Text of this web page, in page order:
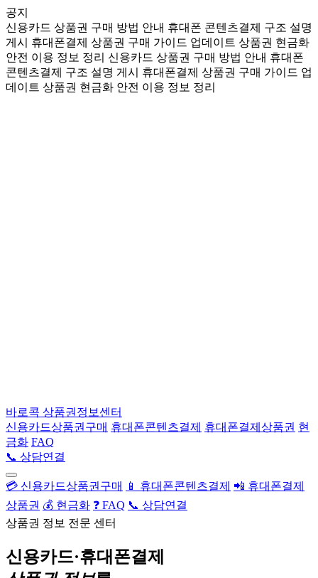
공지
신용카드 상품권 구매 방법 안내 휴대폰 콘텐츠결제 구조 설명
게시
휴대폰결제 상품권 구매 가이드 업데이트 상품권 현금화
안전 이용 정보 정리 신용카드 상품권 구매 방법 안내 휴대폰
콘텐츠결제 구조 설명 게시
휴대폰결제 상품권 구매 가이드 업
데이트 상품권 현금화 안전 이용 정보 정리
바로콕 상품권정보센터
신용카드상품권구매 휴대폰콘텐츠결제 휴대폰결제상품권 현
금화 FAQ
📞 상담연결
💳 신용카드상품권구매 📱 휴대폰콘텐츠결제 📲 휴대폰결제
상품권 💰 현금화 ❓ FAQ 📞 상담연결
상품권 정보 전문 센터
신용카드·휴대폰결제